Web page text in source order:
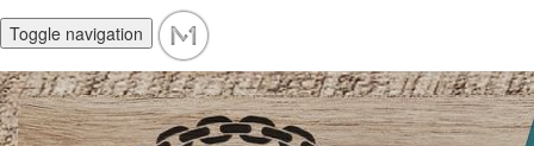
Toggle navigation